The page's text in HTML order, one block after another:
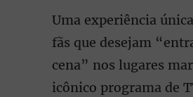
Uma experiência
fãs que desejam
cena” nos lugares
icônico programa de